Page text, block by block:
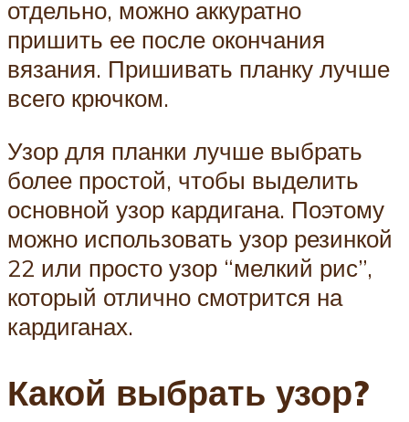
отдельно, можно аккуратно
пришить ее после окончания
вязания. Пришивать планку лучше
всего крючком.
Узор для планки лучше выбрать
более простой, чтобы выделить
основной узор кардигана. Поэтому
можно использовать узор резинкой
22 или просто узор “мелкий рис”,
который отлично смотрится на
кардиганах.
Какой выбрать узор?